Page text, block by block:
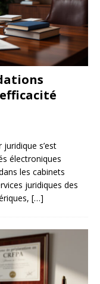
s’est
électroniques
les cabinets
juridiques des
[…]